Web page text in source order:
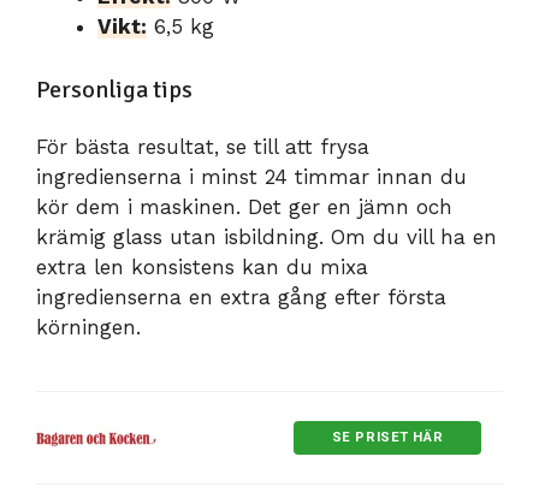
Vikt: 6,5 kg
Personliga tips
För bästa resultat, se till att frysa
ingredienserna i minst 24 timmar innan du
kör dem i maskinen. Det ger en jämn och
krämig glass utan isbildning. Om du vill ha en
extra len konsistens kan du mixa
ingredienserna en extra gång efter första
körningen.
SE PRISET HÄR